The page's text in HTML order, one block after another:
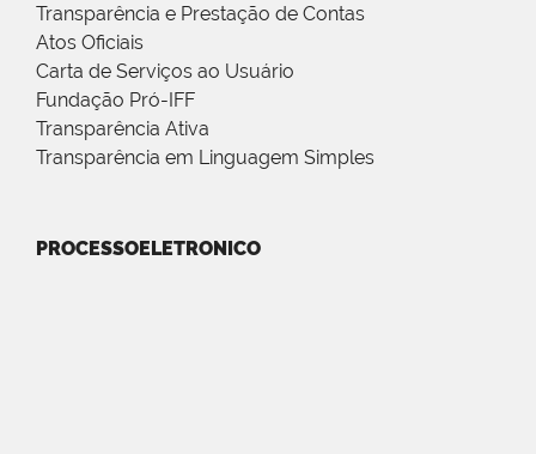
Transparência e Prestação de Contas
Atos Oficiais
Carta de Serviços ao Usuário
Fundação Pró-IFF
Transparência Ativa
Transparência em Linguagem Simples
PROCESSOELETRONICO